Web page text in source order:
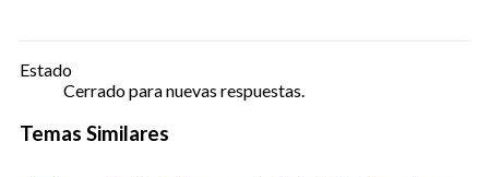
Estado
Cerrado para nuevas respuestas.
Temas Similares